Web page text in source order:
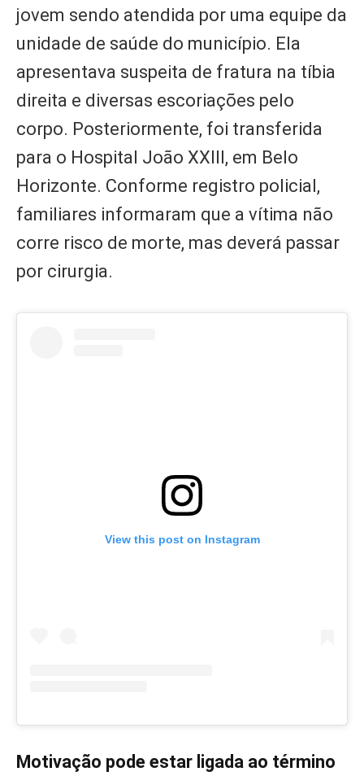
jovem sendo atendida por uma equipe da
unidade de saúde do município. Ela
apresentava suspeita de fratura na tíbia
direita e diversas escoriações pelo
corpo. Posteriormente, foi transferida
para o Hospital João XXIII, em Belo
Horizonte. Conforme registro policial,
familiares informaram que a vítima não
corre risco de morte, mas deverá passar
por cirurgia.
View this post on Instagram
Motivação pode estar ligada ao término